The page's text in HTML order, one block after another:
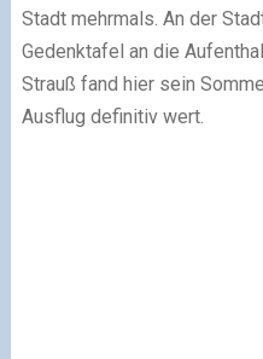
Stadt mehrmals. An der
Gedenktafel an die
Strauß fand hier sein
Ausflug definitiv wert.